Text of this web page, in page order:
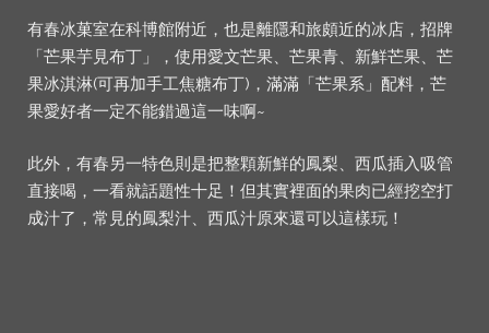
有春冰菓室在科博館附近，也是離隱和旅頗近的冰店，招牌
「芒果芋見布丁」，使用愛文芒果、芒果青、新鮮芒果、芒
果冰淇淋(可再加手工焦糖布丁)，滿滿「芒果系」配料，芒
果愛好者一定不能錯過這一味啊~
此外，有春另一特色則是把整顆新鮮的鳳梨、西瓜插入吸管
直接喝，一看就話題性十足！但其實裡面的果肉已經挖空打
成汁了，常見的鳳梨汁、西瓜汁原來還可以這樣玩！